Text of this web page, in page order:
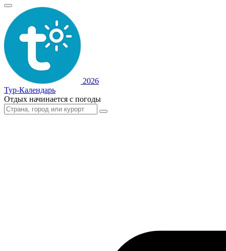
2026
Тур-Календарь
Отдых начинается с погоды